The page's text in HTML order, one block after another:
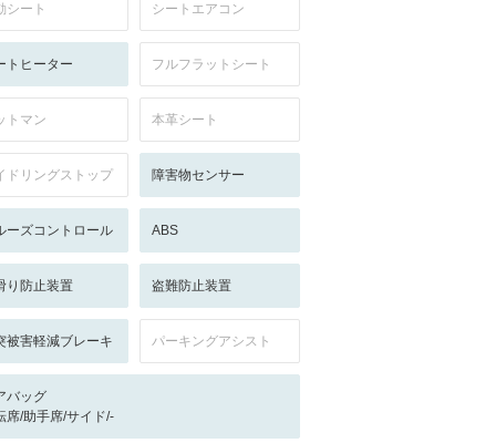
シート シートエアコン
トヒーター フルフラットシート
トマン 本革シート
ドリングストップ 障害物センサー
ーズコントロール ABS
り防止装置 盗難防止装置
被害軽減ブレーキ パーキングアシスト
バッグ
席/助手席/サイド/-